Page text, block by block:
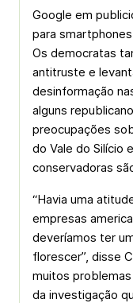
Google em
para
Os democratas
antitruste e
desinformação
alguns
preocupações
do Vale do Silício
conservadoras
“Havia uma
empresas
deveríamos ter
florescer”, disse
muitos
da investigação